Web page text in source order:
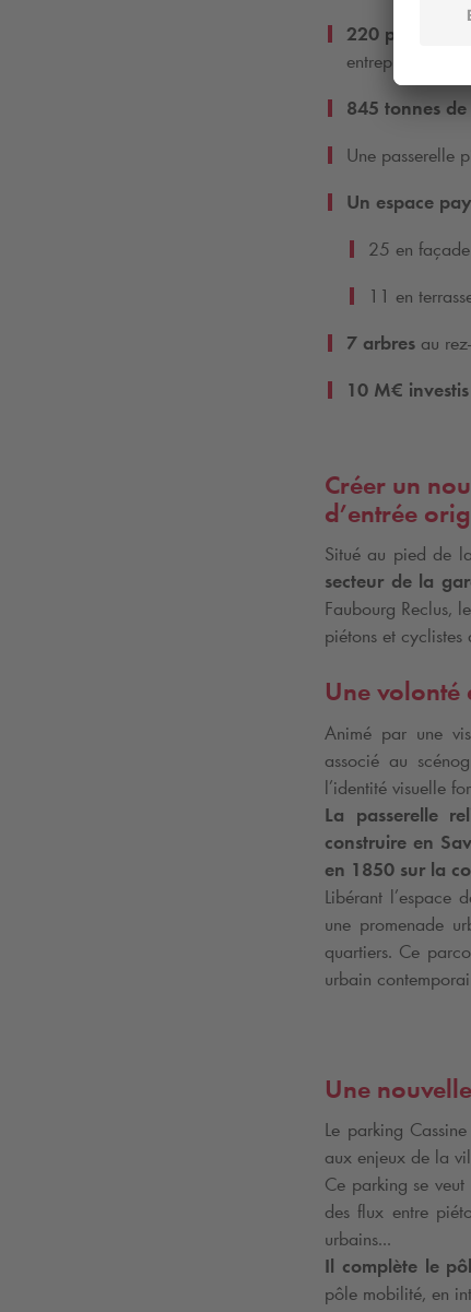
220 personnes
entreprises
845 tonnes
Une passerelle
Un espace
25 en
11 en
7 arbres au
10 M€ investis
Créer un
d’entrée
Situé au pied de
secteur de la
Faubourg Reclus,
piétons et
Une volonté
Animé par une
associé au
l’identité visuelle
La passerelle
construire en
en 1850 sur la
Libérant l’espace
une promenade
quartiers. Ce
urbain
Une
Le parking
aux enjeux de la
Ce parking se veut
des flux entre
urbains...
Il complète le
pôle mobilité, en